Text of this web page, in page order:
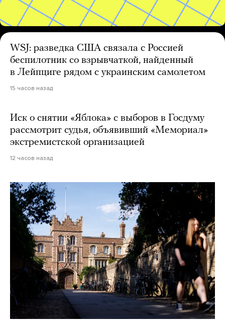
WSJ: разведка США связала с Россией
беспилотник со взрывчаткой, найденный
в Лейпциге рядом с украинским самолетом
15 часов назад
Иск о снятии «Яблока» с выборов в Госдуму
рассмотрит судья, объявивший «Мемориал»
экстремистской организацией
12 часов назад